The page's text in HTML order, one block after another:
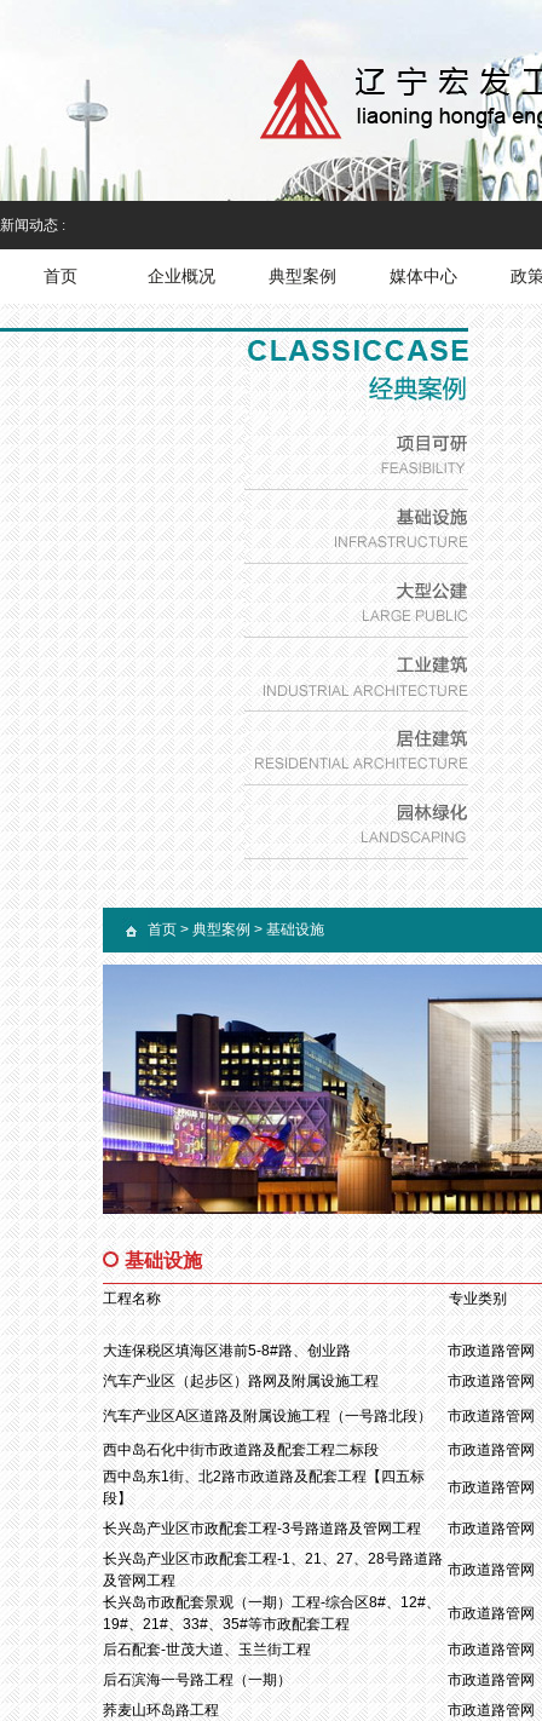
新闻动态 :
首页 企业概况 典型案例 媒体中心 政
首页 > 典型案例 > 基础设施
基础设施
工程名称 专业类别
大连保税区填海区港前5-8#路、创业路
市政道路管网
汽车产业区（起步区）路网及附属设施工程
市政道路管网
汽车产业区A区道路及附属设施工程（一号路北段）
市政道路管网
西中岛石化中街市政道路及配套工程二标段
市政道路管网
西中岛东1街、北2路市政道路及配套工程【四五标
段】
市政道路管网
长兴岛产业区市政配套工程-3号路道路及管网工程
市政道路管网
长兴岛产业区市政配套工程-1、21、27、28号路道路
及管网工程
市政道路管网
长兴岛市政配套景观（一期）工程-综合区8#、12#、
19#、21#、33#、35#等市政配套工程
市政道路管网
后石配套-世茂大道、玉兰街工程
市政道路管网
后石滨海一号路工程（一期）
市政道路管网
荞麦山环岛路工程
市政道路管网